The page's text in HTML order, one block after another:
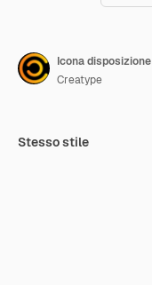
Icona disposizione
Creatype
Stesso stile